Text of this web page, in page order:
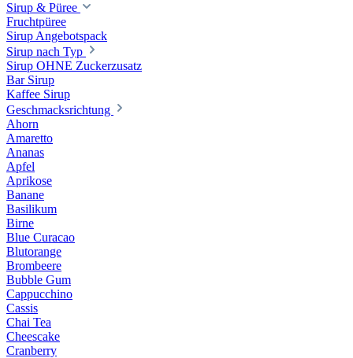
Sirup & Püree
Fruchtpüree
Sirup Angebotspack
Sirup nach Typ
Sirup OHNE Zuckerzusatz
Bar Sirup
Kaffee Sirup
Geschmacksrichtung
Ahorn
Amaretto
Ananas
Apfel
Aprikose
Banane
Basilikum
Birne
Blue Curacao
Blutorange
Brombeere
Bubble Gum
Cappucchino
Cassis
Chai Tea
Cheescake
Cranberry